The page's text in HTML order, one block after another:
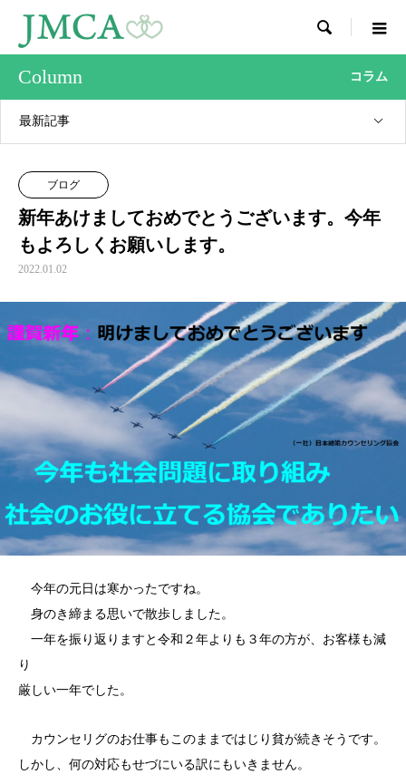

Column コラム
最新記事
ブログ
新年あけましておめでとうございます。今年
もよろしくお願いします。
2022.01.02
今年の元日は寒かったですね。
身のき締まる思いで散歩しました。
一年を振り返りますと令和２年よりも３年の方が、お客様も減
り
厳しい一年でした。
カウンセリグのお仕事もこのままではじり貧が続きそうです。
しかし、何の対応もせづにいる訳にもいきません。